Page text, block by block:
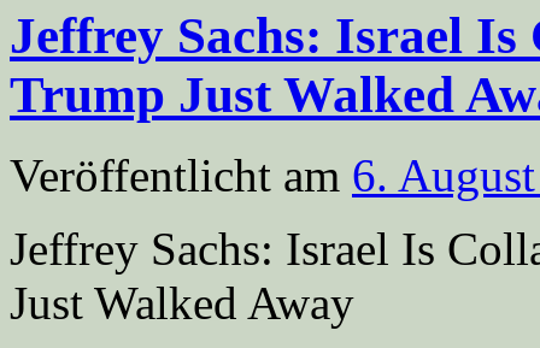
Jeffrey Sachs: Israel
Trump Just Walked
Veröffentlicht am 6.
Jeffrey Sachs: Israel Is
Just Walked Away